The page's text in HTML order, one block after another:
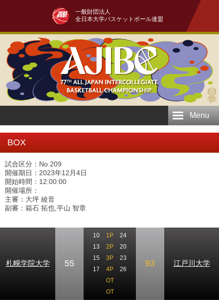
一般財団法人
全日本大学バスケットボール連盟
Menu
BOX
試合区分：No.209
開催期日：2023年12月4日
開始時間：12:00:00
開催場所：
主審：大坪 綾音
副審：箱石 拓也,平山 智章
札幌学院大学 55
10 1P
24
13
2P
20
15
3P
23
17
4P
26
OT
OT
93 江戸川大学